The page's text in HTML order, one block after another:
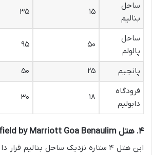
ساحل
بنالیم
۱۵ ۳۵
ساحل
پالولم
۵۰ ۹۵
پانجیم ۲۵
۵۰
فرودگاه
دابولیم
۱۸ ۳۰
۴. هتل Fairfield by Marriott Goa Benaulim
این هتل ۴ ستاره نزدیک ساحل بنالیم